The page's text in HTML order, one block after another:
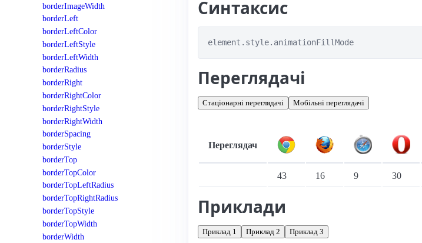
borderImageWidth
borderLeft
borderLeftColor
borderLeftStyle
borderLeftWidth
borderRadius
borderRight
borderRightColor
borderRightStyle
borderRightWidth
borderSpacing
borderStyle
borderTop
borderTopColor
borderTopLeftRadius
borderTopRightRadius
borderTopStyle
borderTopWidth
borderWidth
Синтаксис
element.style.animationFillMode
Переглядачі
Стаціонарні переглядачі Мобільні переглядачі
Переглядач
43 16 9 30
Приклади
Приклад 1 Приклад 2 Приклад 3